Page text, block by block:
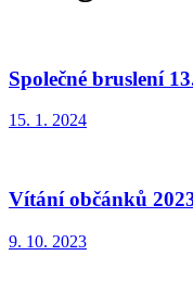
Společné bruslení
15. 1. 2024
Vítání občánků
9. 10. 2023